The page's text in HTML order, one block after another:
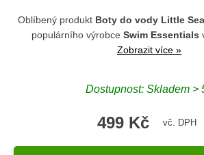
Oblíbený produkt Boty do vody Little
populárního výrobce Swim Essentials
Zobrazit více »
Dostupnost: Skladem >
499 Kč vč. DPH